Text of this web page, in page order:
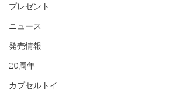
プレゼント
ニュース
発売情報
20周年
カプセルトイ